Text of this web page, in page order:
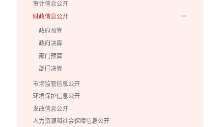
审计信息公开
财政信息公开
政府预算
政府决算
部门预算
部门决算
市场监管信息公开
环境保护信息公开
发改信息公开
人力资源和社会保障信息公开